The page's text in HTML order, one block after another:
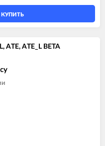
КУПИТЬ
ATE, ATE_L BETA